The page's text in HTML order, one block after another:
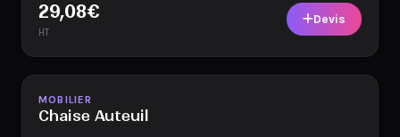
29,08€
HT
Devis
Disponible
MOBILIER
Chaise Auteuil